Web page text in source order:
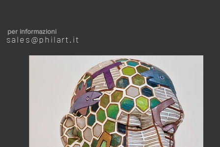
per informazioni
sales@philart.it